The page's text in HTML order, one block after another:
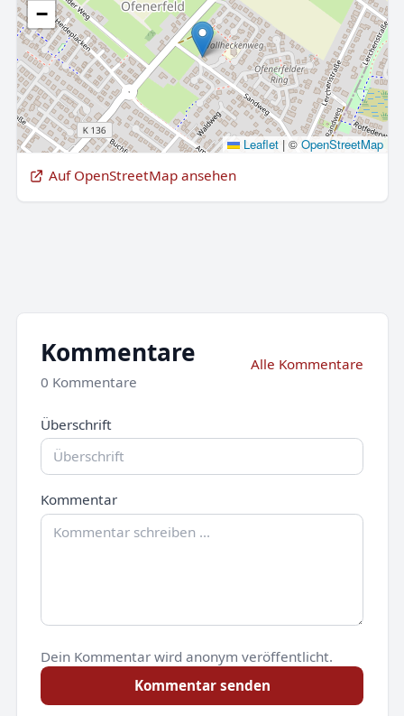
−
Leaflet |© OpenStreetMap
Auf OpenStreetMap ansehen
Kommentare
0 Kommentare
Alle Kommentare
Überschrift
Kommentar
Dein Kommentar wird anonym veröffentlicht.
Kommentar senden